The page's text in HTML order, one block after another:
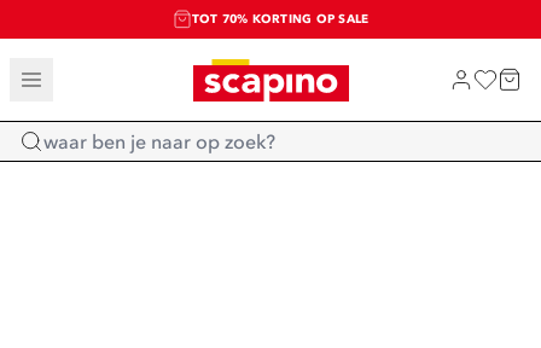
TOT 70% KORTING OP SALE
SALE: LAATSTE KANS!
SHOP NIEUW
Home